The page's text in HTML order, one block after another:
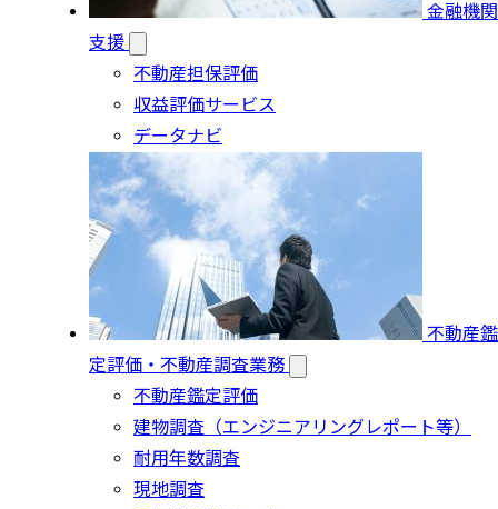
金融機関
支援
不動産担保評価
収益評価サービス
データナビ
不動産鑑
定評価・不動産調査業務
不動産鑑定評価
建物調査（エンジニアリングレポート等）
耐用年数調査
現地調査